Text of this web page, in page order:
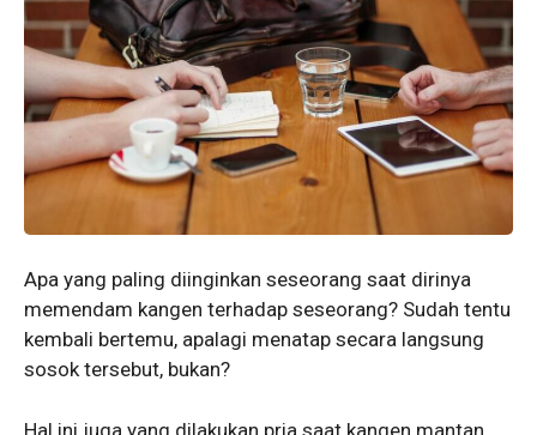
Apa yang paling diinginkan seseorang saat dirinya
memendam kangen terhadap seseorang? Sudah tentu
kembali bertemu, apalagi menatap secara langsung
sosok tersebut, bukan?
Hal ini juga yang dilakukan pria saat kangen mantan.